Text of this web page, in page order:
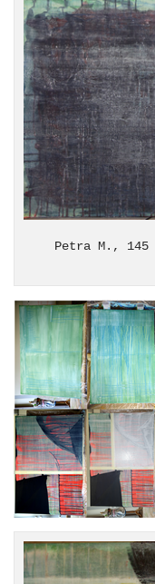
Petra M., 145